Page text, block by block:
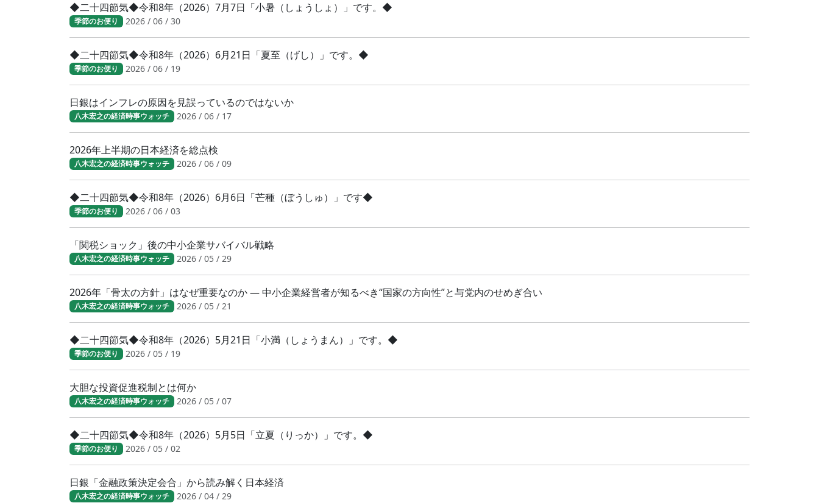
◆二十四節気◆令和8年（2026）7月7日「小暑（しょうしょ）」です。◆
季節のお便り 2026 / 06 / 30
◆二十四節気◆令和8年（2026）6月21日「夏至（げし）」です。◆
季節のお便り 2026 / 06 / 19
日銀はインフレの原因を見誤っているのではないか
八木宏之の経済時事ウォッチ 2026 / 06 / 17
2026年上半期の日本経済を総点検
八木宏之の経済時事ウォッチ 2026 / 06 / 09
◆二十四節気◆令和8年（2026）6月6日「芒種（ぼうしゅ）」です◆
季節のお便り 2026 / 06 / 03
「関税ショック」後の中小企業サバイバル戦略
八木宏之の経済時事ウォッチ 2026 / 05 / 29
2026年「骨太の方針」はなぜ重要なのか ― 中小企業経営者が知るべき“国家の方向性”と与党内のせめぎ合い
八木宏之の経済時事ウォッチ 2026 / 05 / 21
◆二十四節気◆令和8年（2026）5月21日「小満（しょうまん）」です。◆
季節のお便り 2026 / 05 / 19
大胆な投資促進税制とは何か
八木宏之の経済時事ウォッチ 2026 / 05 / 07
◆二十四節気◆令和8年（2026）5月5日「立夏（りっか）」です。◆
季節のお便り 2026 / 05 / 02
日銀「金融政策決定会合」から読み解く日本経済
八木宏之の経済時事ウォッチ 2026 / 04 / 29